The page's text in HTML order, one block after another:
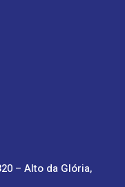
– Alto da Glória,